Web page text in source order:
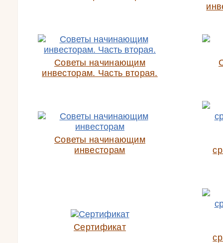
Советы начинающим
инвесторам. Часть вторая.
Советы начинающим
инвесторам
Сертификат